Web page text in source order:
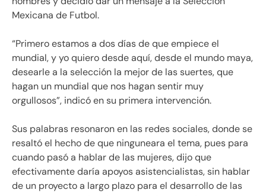
Mexicana de Futbol.
“Primero estamos a dos días de que empiece el
mundial, y yo quiero desde aquí, desde el mundo maya,
desearle a la selección la mejor de las suertes, que
hagan un mundial que nos hagan sentir muy
orgullosos”, indicó en su primera intervención.
Sus palabras resonaron en las redes sociales, donde se
resaltó el hecho de que ninguneara el tema, pues para
cuando pasó a hablar de las mujeres, dijo que
efectivamente daría apoyos asistencialistas, sin hablar
de un proyecto a largo plazo para el desarrollo de las